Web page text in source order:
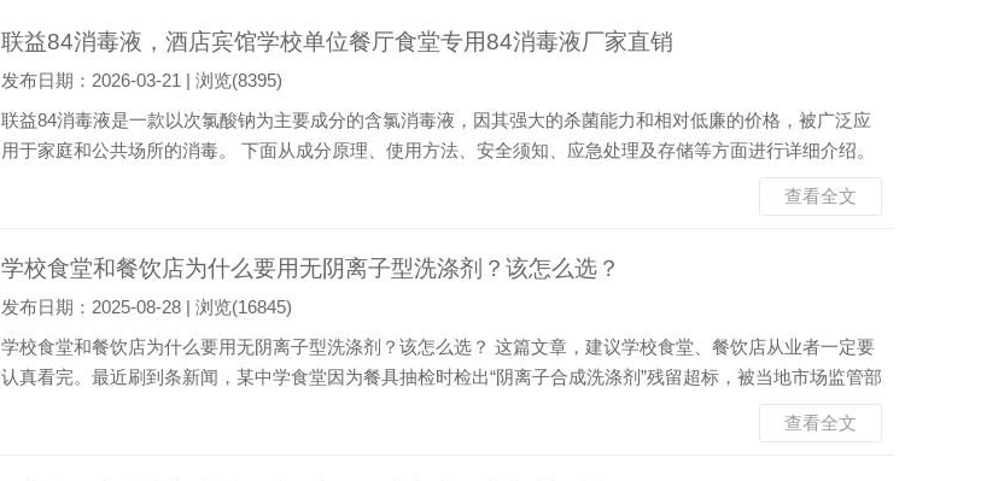
联益84消毒液，酒店宾馆学校单位餐厅食堂专用84消毒液厂家直销
发布日期：2026-03-21 | 浏览(8395)
联益84消毒液是一款以次氯酸钠为主要成分的含氯消毒液，因其强大的杀菌能力和相对低廉的价格，被广泛应
用于家庭和公共场所的消毒。 下面从成分原理、使用方法、安全须知、应急处理及存储等方面进行详细介绍。
水中会水解生成次氯酸。次氯酸具有强氧化性，能穿透细菌和病毒的细胞壁，氧化其蛋白质和酶系...
查看全文
学校食堂和餐饮店为什么要用无阴离子型洗涤剂？该怎么选？
发布日期：2025-08-28 | 浏览(16845)
学校食堂和餐饮店为什么要用无阴离子型洗涤剂？该怎么选？ 这篇文章，建议学校食堂、餐饮店从业者一定要
认真看完。最近刷到条新闻，某中学食堂因为餐具抽检时检出“阴离子合成洗涤剂”残留超标，被当地市场监管部
洁的监管越来越细，尤其是洗涤剂的选择，可不是随便买瓶 “能洗干净” 就行。 先说结论，无阴离子型洗涤剂...
查看全文